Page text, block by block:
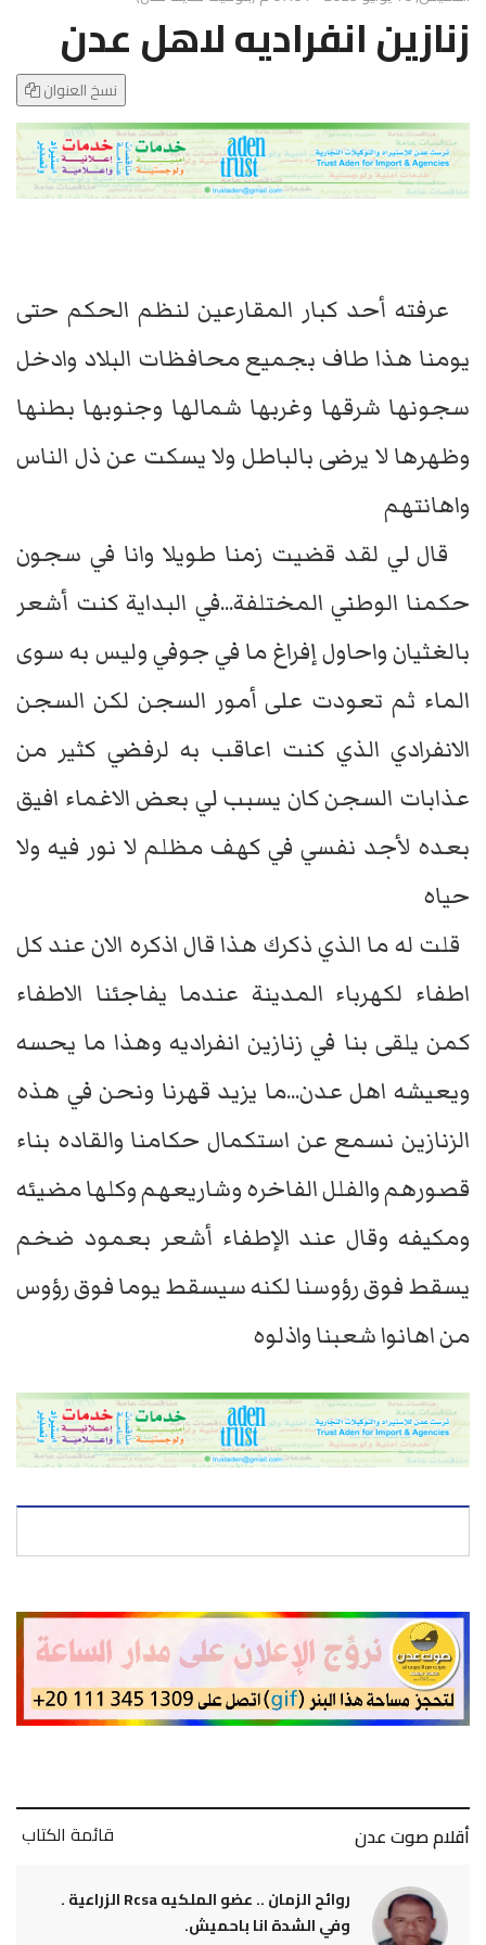
e
v
i
g
a
n
زنازين انفراديه لاهل عدن
نسخ العنوان
عرفته أحد كبار المقارعين لنظم الحكم حتى
يومنا هذا طاف بجميع محافظات البلاد وادخل
سجونها شرقها وغربها شمالها وجنوبها بطنها
وظهرها لا يرضى بالباطل ولا يسكت عن ذل الناس
واهانتهم
قال لي لقد قضيت زمنا طويلا وانا في سجون
حكمنا الوطني المختلفة...في البداية كنت أشعر
بالغثيان واحاول إفراغ ما في جوفي وليس به سوى
الماء ثم تعودت على أمور السجن لكن السجن
الانفرادي الذي كنت اعاقب به لرفضي كثير من
عذابات السجن كان يسبب لي بعض الاغماء افيق
بعده لأجد نفسي في كهف مظلم لا نور فيه ولا
حياه
قلت له ما الذي ذكرك هذا قال اذكره الان عند كل
اطفاء لكهرباء المدينة عندما يفاجئنا الاطفاء
كمن يلقى بنا في زنازين انفراديه وهذا ما يحسه
ويعيشه اهل عدن...ما يزيد قهرنا ونحن في هذه
الزنازين نسمع عن استكمال حكامنا والقاده بناء
قصورهم والفلل الفاخره وشاريعهم وكلها مضيئه
ومكيفه وقال عند الإطفاء أشعر بعمود ضخم
يسقط فوق رؤوسنا لكنه سيسقط يوما فوق رؤوس
من اهانوا شعبنا واذلوه
أقلام صوت عدن قائمة الكتاب
روائح الزمان .. عضو الملكيه Rcsa الزراعية .
وفي الشدة انا باحميش.